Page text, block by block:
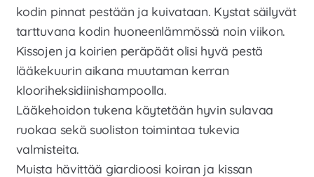
kodin pinnat pestään ja kuivataan. Kystat säilyvät
tarttuvana kodin huoneenlämmössä noin viikon.
Kissojen ja koirien peräpäät olisi hyvä pestä
lääkekuurin aikana muutaman kerran
klooriheksidiinishampoolla.
Lääkehoidon tukena käytetään hyvin sulavaa
ruokaa sekä suoliston toimintaa tukevia
valmisteita.
Muista hävittää giardioosi koiran ja kissan